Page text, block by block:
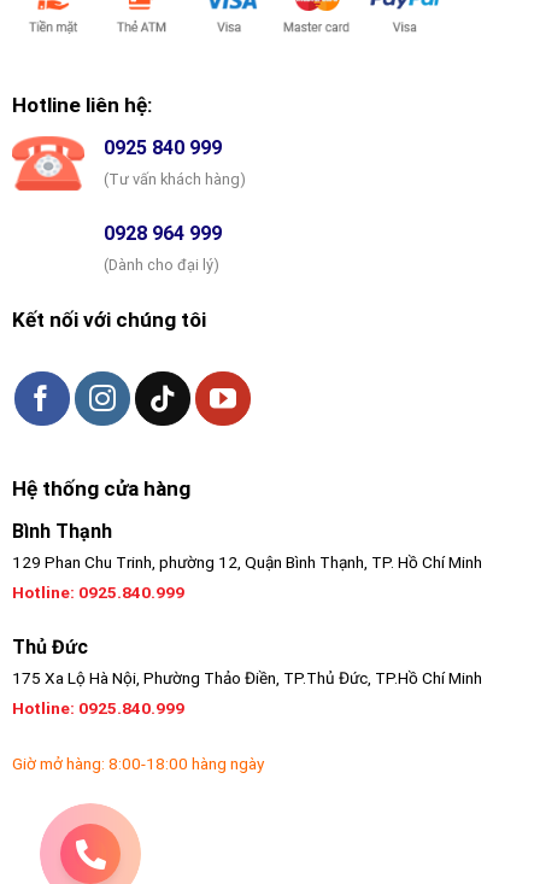
Hotline liên hệ:
0925 840 999
(Tư vấn khách hàng)
0928 964 999
(Dành cho đại lý)
Kết nối với chúng tôi
Hệ thống cửa hàng
Bình Thạnh
129 Phan Chu Trinh, phường 12, Quận Bình Thạnh, TP. Hồ Chí Minh
Hotline: 0925.840.999
Thủ Đức
175 Xa Lộ Hà Nội, Phường Thảo Điền, TP.Thủ Đức, TP.Hồ Chí Minh
Hotline: 0925.840.999
Giờ mở hàng: 8:00-18:00 hàng ngày